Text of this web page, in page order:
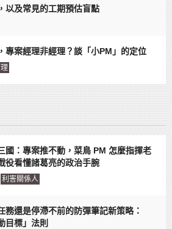
以及常見的工期預估盲點
專案經理非經理？談「小PM」的定位
國：專案推不動，菜鳥 PM 怎麼指揮老
役看懂諸葛亮的政治手腕
利害關係人
務還是停滯不前的防彈筆記新策略：
目標」法則